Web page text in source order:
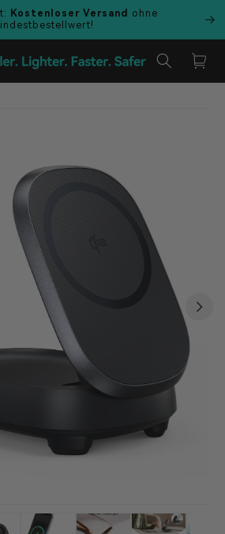
Kostenloser Versand
ohne